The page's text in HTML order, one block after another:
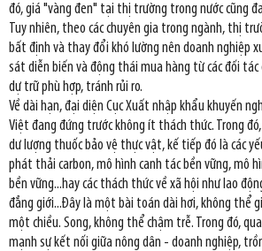
đó, giá "vàng đen" tại thị trường trong nước cũng
Tuy nhiên, theo các chuyên gia trong ngành, thị
bất định và thay đổi khó lường nên doanh nghiệp
sát diễn biến và động thái mua hàng từ các đối tác
dự trữ phù hợp, tránh rủi ro.
Về dài hạn, đại diện Cục Xuất nhập khẩu khuyến
Việt đang đứng trước không ít thách thức. Trong
dư lượng thuốc bảo vệ thực vật, kế tiếp đó là các
phát thải carbon, mô hình canh tác bền vững, mô
bền vững...hay các thách thức về xã hội như lao
đẳng giới...Đây là một bài toán dài hơi, không thể
một chiều. Song, không thể chậm trễ. Trong đó,
mạnh sự kết nối giữa nông dân - doanh nghiệp,